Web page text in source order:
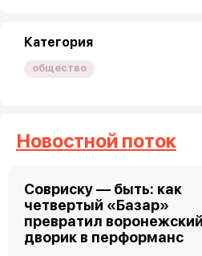
Категория
общество
Новостной поток
Совриску — быть: как
четвертый «Базар»
превратил воронежский
дворик в перформанс